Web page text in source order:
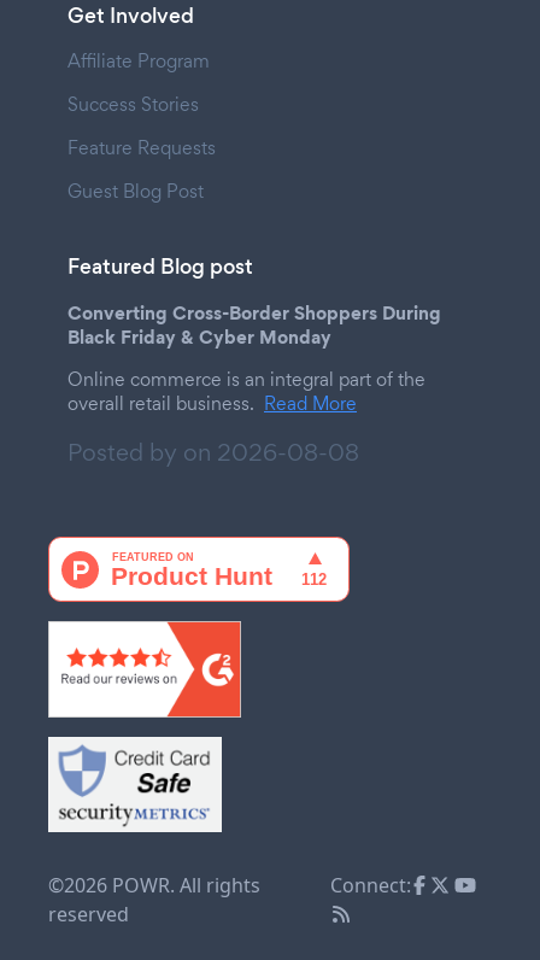
Get Involved
Affiliate Program
Success Stories
Feature Requests
Guest Blog Post
Featured Blog post
Converting Cross-Border Shoppers During
Black Friday & Cyber Monday
Online commerce is an integral part of the
overall retail business. Read More
Posted by on 2026-08-08
©2026 POWR. All rights
reserved
Connect: